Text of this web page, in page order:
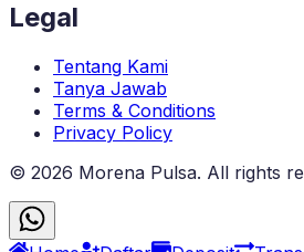
Legal
Tentang Kami
Tanya Jawab
Terms & Conditions
Privacy Policy
© 2026 Morena Pulsa. All rights